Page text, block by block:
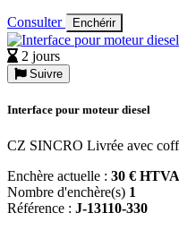
Consulter Enchérir
2 jours
Suivre
Interface pour moteur diesel
CZ SINCRO Livrée avec
Enchère actuelle : 30 €
Nombre d'enchère(s) 1
Référence : J-13110-330